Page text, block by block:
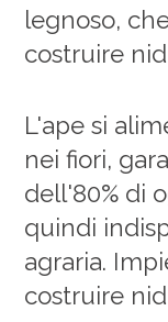
legnoso,
costruire
L'ape si
nei fiori,
dell'80% di
quindi
agraria.
costruire